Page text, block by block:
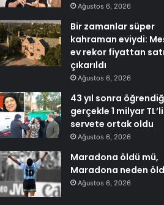
Ağustos 6, 2026
Bir zamanlar süper
kahraman eviydi:
ev rekor fiyattan
çıkarıldı
Ağustos 6, 2026
43 yıl sonra
gerçekle 1 milyar
servete ortak oldu
Ağustos 6, 2026
Maradona öldü mü,
Maradona neden
Ağustos 6, 2026